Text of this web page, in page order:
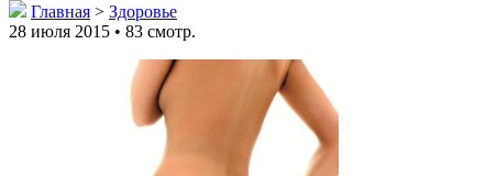
Главная > Здоровье
28 июля 2015 • 83 смотр.